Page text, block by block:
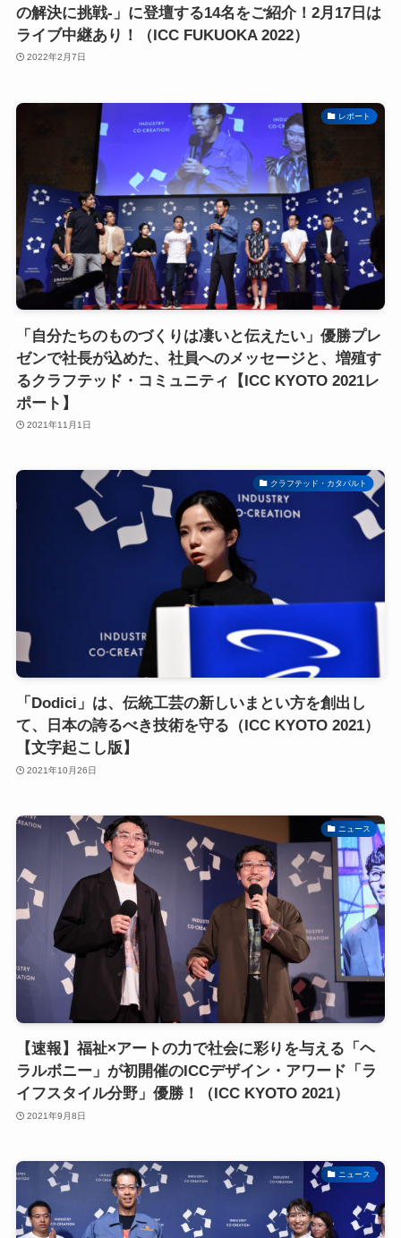
の解決に挑戦-」に登壇する14名をご紹介！2月17日は
ライブ中継あり！（ICC FUKUOKA 2022）
2022年2月7日
レポート
「自分たちのものづくりは凄いと伝えたい」優勝プレ
ゼンで社長が込めた、社員へのメッセージと、増殖す
るクラフテッド・コミュニティ【ICC KYOTO 2021レ
ポート】
2021年11月1日
クラフテッド・カタパルト
「Dodici」は、伝統工芸の新しいまとい方を創出し
て、日本の誇るべき技術を守る（ICC KYOTO 2021）
【文字起こし版】
2021年10月26日
ニュース
【速報】福祉×アートの力で社会に彩りを与える「ヘ
ラルボニー」が初開催のICCデザイン・アワード「ラ
イフスタイル分野」優勝！（ICC KYOTO 2021）
2021年9月8日
ニュース